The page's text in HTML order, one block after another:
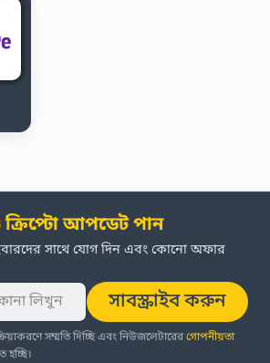
আপডেট পান
সাথে যোগ দিন এবং কোনো অফার
সাবস্ক্রাইব করুন
সম্মতি দিচ্ছি এবং নিউজলেটারেরগোপনীয়তা
হচ্ছি।